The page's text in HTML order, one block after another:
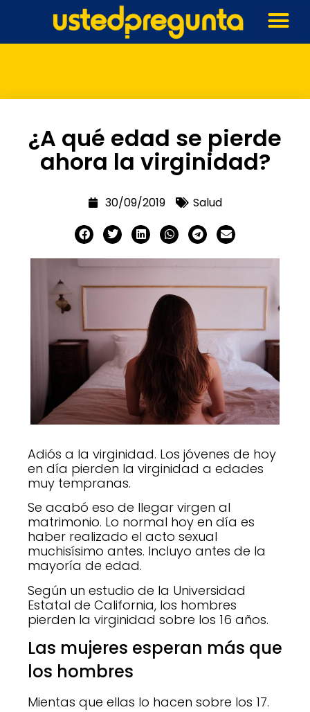
¿A qué edad se pierde
ahora la virginidad?
30/09/2019 Salud
Adiós a la virginidad. Los jóvenes de hoy
en día pierden la virginidad a edades
muy tempranas.
Se acabó eso de llegar virgen al
matrimonio. Lo normal hoy en día es
haber realizado el acto sexual
muchisísimo antes. Incluyo antes de la
mayoría de edad.
Según un estudio de la Universidad
Estatal de California, los hombres
pierden la virginidad sobre los 16 años.
Las mujeres esperan más que
los hombres
Mientas que ellas lo hacen sobre los 17.